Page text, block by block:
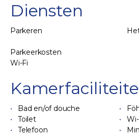
Diensten
Parkeren
Parkeerkosten
Wi-Fi
Bad en/of douche
Toilet
Telefoon